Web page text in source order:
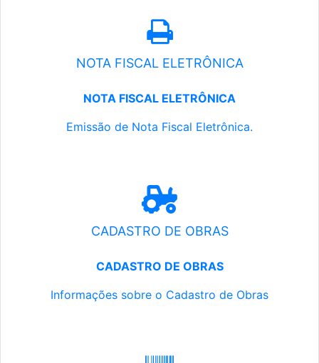
NOTA FISCAL ELETRÔNICA
NOTA FISCAL ELETRÔNICA
Emissão de Nota Fiscal Eletrônica.
CADASTRO DE OBRAS
CADASTRO DE OBRAS
Informações sobre o Cadastro de Obras